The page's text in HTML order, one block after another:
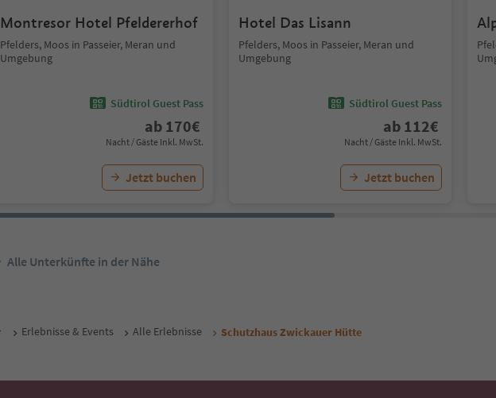
Montresor Hotel Pfeldererhof
Pfelders, Moos in Passeier, Meran und
Umgebung
Südtirol Guest Pass
ab 170€
Nacht / Gäste Inkl. MwSt.
Jetzt buchen
Hotel Das Lisann
Pfelders, Moos in Passeier, Meran und
Umgebung
Südtirol Guest Pass
ab 112€
Nacht / Gäste Inkl. MwSt.
Jetzt buchen
Alle Unterkünfte in der Nähe
Erlebnisse & Events Alle Erlebnisse Schutzhaus Zwickauer Hütte